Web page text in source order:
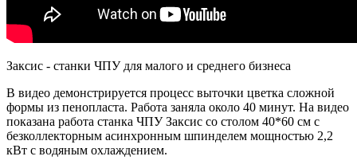
Заксис - станки ЧПУ для малого и среднего бизнеса
В видео демонстрируется процесс выточки цветка сложной
формы из пенопласта. Работа заняла около 40 минут. На видео
показана работа станка ЧПУ Заксис со столом 40*60 см с
безколлекторным асинхронным шпинделем мощностью 2,2
кВт с водяным охлаждением.